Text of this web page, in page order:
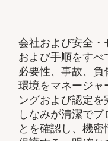
会社および安全
および手順をす
必要性、事故、
環境をマネージャ
ングおよび認定
しなみが清潔で
とを確認し、機